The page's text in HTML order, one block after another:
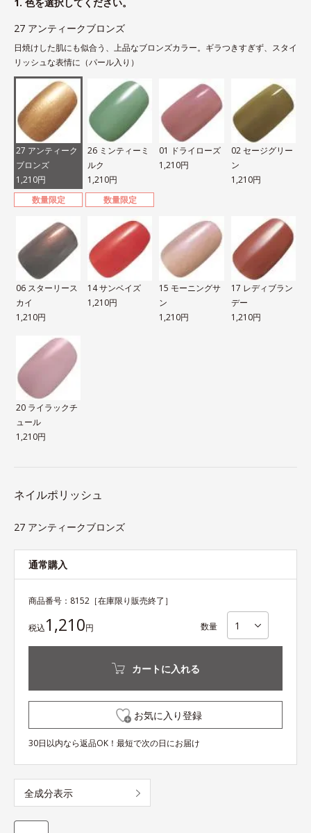
27 アンティークブロンズ
日焼けした肌にも似合う、上品なブロンズカラー。ギラつきすぎず、スタイ
リッシュな表情に（パール入り）
27 アンティーク
ブロンズ
1,210円
数量限定
26 ミンティーミ
ルク
1,210円
数量限定
01 ドライローズ
1,210円
02 セージグリー
ン
1,210円
06 スターリース
カイ
1,210円
14 サンベイズ
1,210円
15 モーニングサ
ン
1,210円
17 レディブラン
デー
1,210円
20 ライラックチ
ュール
1,210円
ネイルポリッシュ
27 アンティークブロンズ
通常購入
商品番号： 8152 ［在庫限り販売終了］
税込1,210円 数量
カートに入れる
お気に入り登録
30日以内なら返品OK！最短で次の日にお届け
全成分表示